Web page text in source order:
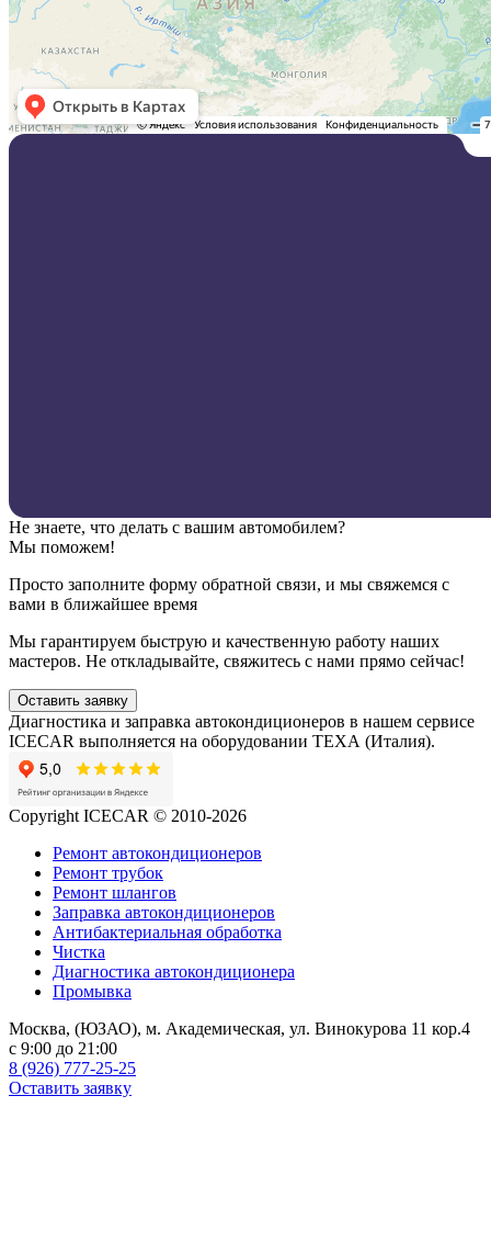
Не знаете, что делать с вашим автомобилем?
Мы поможем!
Просто заполните форму обратной связи, и мы свяжемся с
вами в ближайшее время
Мы гарантируем быструю и качественную работу наших
мастеров. Не откладывайте, свяжитесь с нами прямо сейчас!
Оставить заявку
Диагностика и заправка автокондиционеров в нашем сервисе
ICECAR выполняется на оборудовании ТЕХА (Италия).
Copyright ICECAR © 2010-2026
Ремонт автокондиционеров
Ремонт трубок
Ремонт шлангов
Заправка автокондиционеров
Антибактериальная обработка
Чистка
Диагностика автокондиционера
Промывка
Москва, (ЮЗАО), м. Академическая, ул. Винокурова 11 кор.4
c 9:00 до 21:00
8 (926) 777-25-25
Оставить заявку